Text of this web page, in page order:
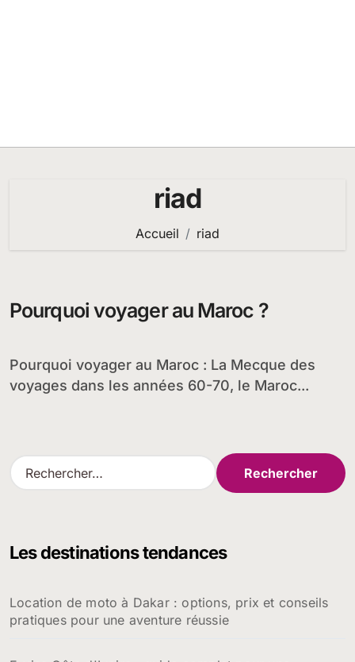
riad
Accueil riad
Pourquoi voyager au Maroc ?
Pourquoi voyager au Maroc : La Mecque des
voyages dans les années 60-70, le Maroc...
R
e
r
e
r
Les destinations tendances
Location de moto à Dakar : options, prix et conseils
pratiques pour une aventure réussie